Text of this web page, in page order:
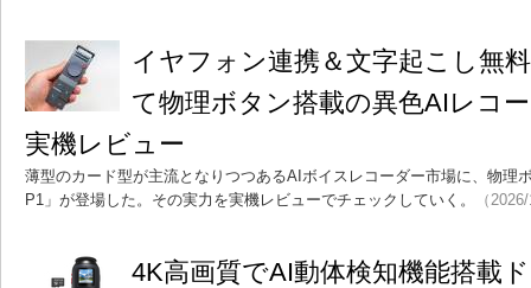
イヤフォン連携＆文字起こし無
て物理ボタン搭載の異色AIレコ
実機レビュー
薄型のカード型が主流となりつつあるAIボイスレコーダー市場に、物理
P1」が登場した。その実力を実機レビューでチェックしていく。
（
4K高画質でAI動体検知機能搭載